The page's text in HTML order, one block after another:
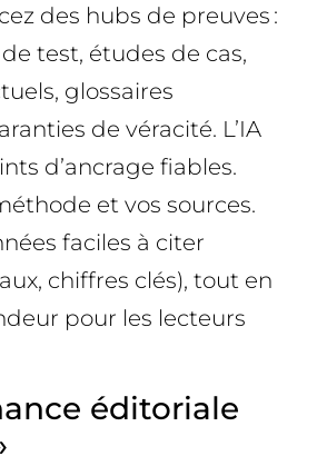
des hubs de preuves :
test, études de cas,
glossaires
de véracité. L’IA
d’ancrage fiables.
et vos sources.
faciles à citer
chiffres clés), tout en
pour les lecteurs
éditoriale